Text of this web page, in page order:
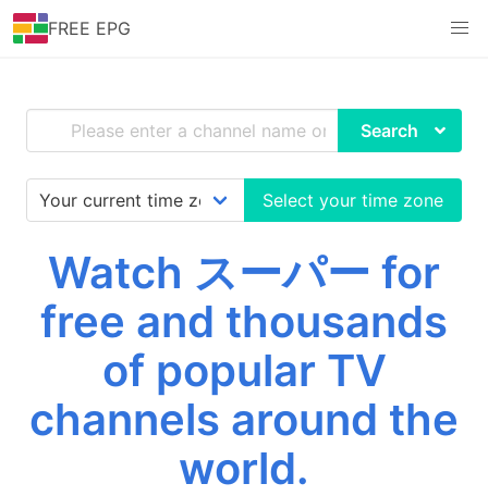
FREE EPG
Search
Select your time zone
Watch スーパー for
free and thousands
of popular TV
channels around the
world.